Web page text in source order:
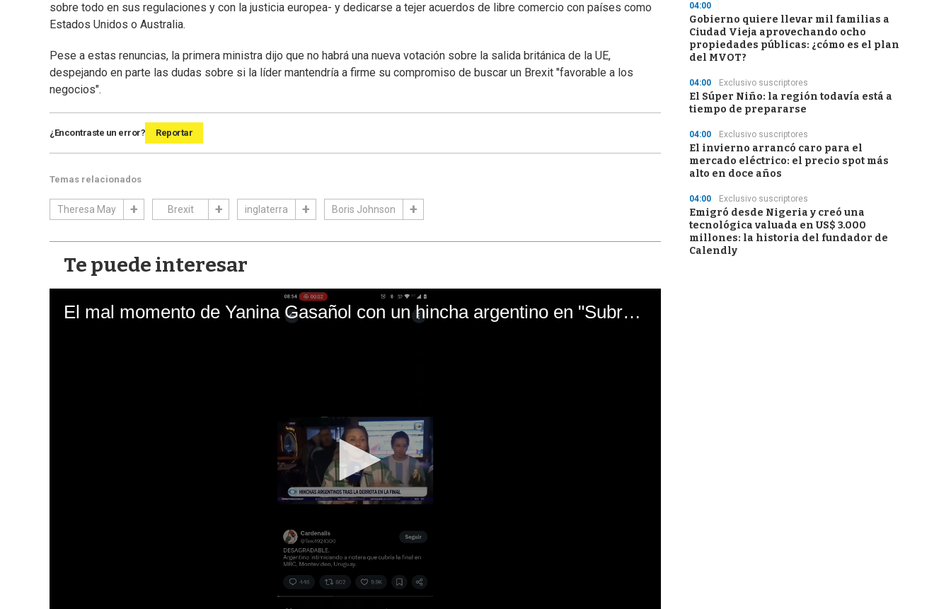
sobre todo en sus regulaciones y con la justicia europea- y dedicarse a tejer acuerdos de libre comercio con países como
Estados Unidos o Australia.
Pese a estas renuncias, la primera ministra dijo que no habrá una nueva votación sobre la salida británica de la UE,
despejando en parte las dudas sobre si la líder mantendría a firme su compromiso de buscar un Brexit "favorable a los
negocios".
¿Encontraste un error? Reportar
Temas relacionados
Theresa May Brexit inglaterra Boris Johnson
Te puede interesar
El mal momento de Yanina Gasañol con un hincha argentino en "Subrayado"
04:00
Gobierno quiere llevar mil familias a
Ciudad Vieja aprovechando ocho
propiedades públicas: ¿cómo es el plan
del MVOT?
04:00 Exclusivo suscriptores
El Súper Niño: la región todavía está a
tiempo de prepararse
04:00 Exclusivo suscriptores
El invierno arrancó caro para el
mercado eléctrico: el precio spot más
alto en doce años
04:00 Exclusivo suscriptores
Emigró desde Nigeria y creó una
tecnológica valuada en US$ 3.000
millones: la historia del fundador de
Calendly